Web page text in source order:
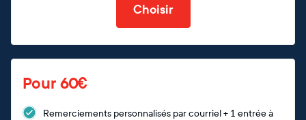
Choisir
Pour 60€
Remerciements personnalisés par courriel + 1 entrée à